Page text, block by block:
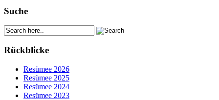
Suche
Rückblicke
Resümee 2026
Resümee 2025
Resümee 2024
Resümee 2023